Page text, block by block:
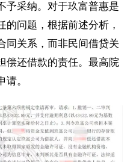
予采纳。对于玖富普惠是
问题，根据前述分析，
同关系，而非民间借贷关
偿还借款的责任。最高院
。